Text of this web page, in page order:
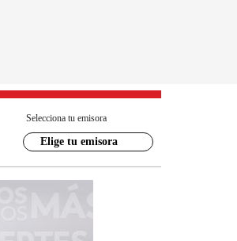
Selecciona tu emisora
Elige tu emisora